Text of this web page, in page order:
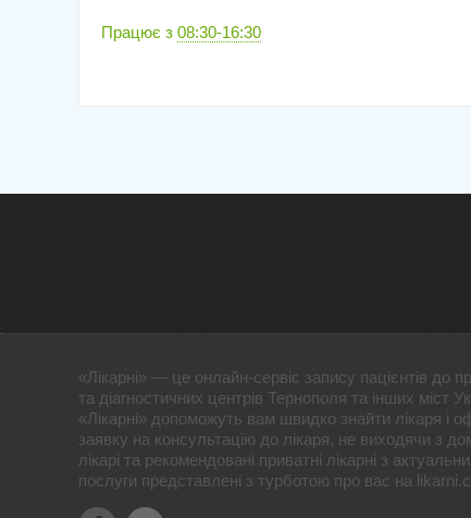
Працює з 08:30-16:30
«Лікарні» — це онлайн-сервіс запису пацієнтів до
та діагностичних центрів Тернополя та інших міст
«Лікарні» допоможуть вам швидко знайти лікаря і
заявку на консультацію до лікаря, не виходячи з
лікарі та рекомендовані приватні лікарні з
послуги представлені з турботою про вас на